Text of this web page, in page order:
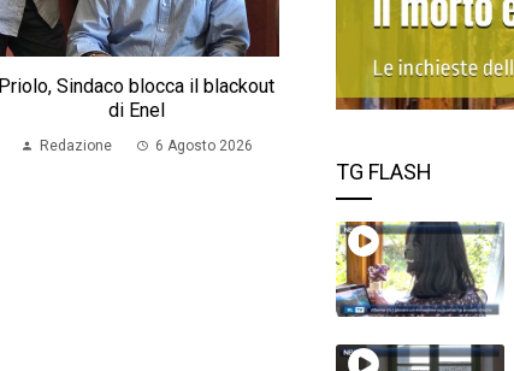
Priolo, Sindaco blocca il blackout
di Enel
Redazione 6 Agosto 2026
TG FLASH